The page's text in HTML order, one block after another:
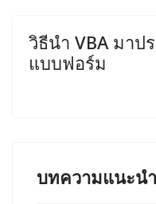
วิธีนำ VBA มาป
แบบฟอร์ม
บทความแนะนำ